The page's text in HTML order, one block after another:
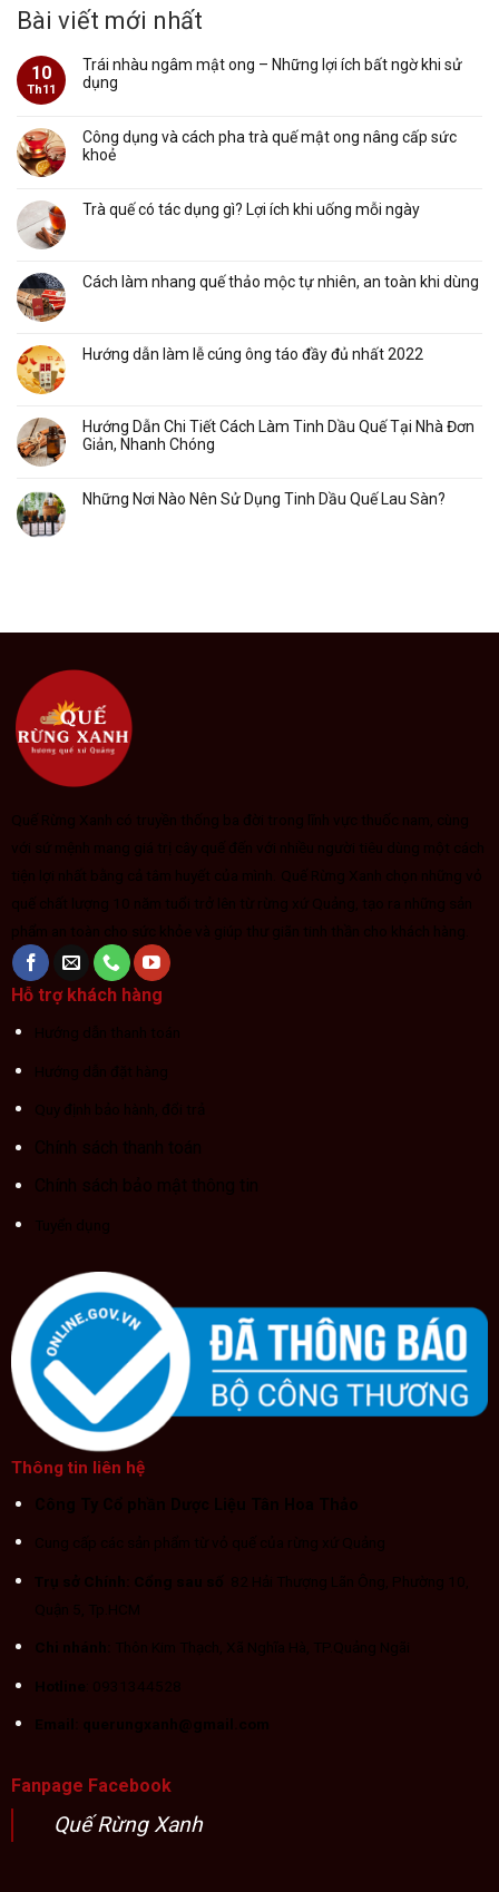
Bài viết mới nhất
10
Th11
Trái nhàu ngâm mật ong – Những lợi ích bất ngờ khi sử
dụng
Công dụng và cách pha trà quế mật ong nâng cấp sức
khoẻ
Trà quế có tác dụng gì? Lợi ích khi uống mỗi ngày
Cách làm nhang quế thảo mộc tự nhiên, an toàn khi dùng
Hướng dẫn làm lễ cúng ông táo đầy đủ nhất 2022
Hướng Dẫn Chi Tiết Cách Làm Tinh Dầu Quế Tại Nhà Đơn
Giản, Nhanh Chóng
Những Nơi Nào Nên Sử Dụng Tinh Dầu Quế Lau Sàn?
Quế Rừng Xanh có truyền thống ba đời trong lĩnh vực thuốc nam, cùng
với sứ mệnh mang giá trị cây quế đến với nhiều người tiêu dùng một cách
tiện lợi nhất bằng cả tâm huyết của mình. Quế Rừng Xanh chọn những vỏ
quế chất lượng 10 năm tuổi trở lên từ rừng xứ Quảng, tạo ra những sản
phẩm an toàn cho sức khỏe và giúp thư giãn tinh thần cho khách hàng.
Hỗ trợ khách hàng
Hướng dẫn thanh toán
Hướng dẫn đặt hàng
Quy định bảo hành, đổi trả
Chính sách thanh toán
Chính sách bảo mật thông tin
Tuyển dụng
Thông tin liên hệ
Công Ty Cổ phần Dược Liệu Tân Hoa Thảo
Cung cấp các sản phẩm từ vỏ quế của rừng xứ Quảng
Trụ sở Chính: Cổng sau số 82 Hải Thượng Lãn Ông, Phường 10,
Quận 5, Tp.HCM
Chi nhánh: Thôn Kim Thạch, Xã Nghĩa Hà, TP.Quảng Ngãi
Hotline : 0931344528
Email: querungxanh@gmail.com
Fanpage Facebook
Quế Rừng Xanh